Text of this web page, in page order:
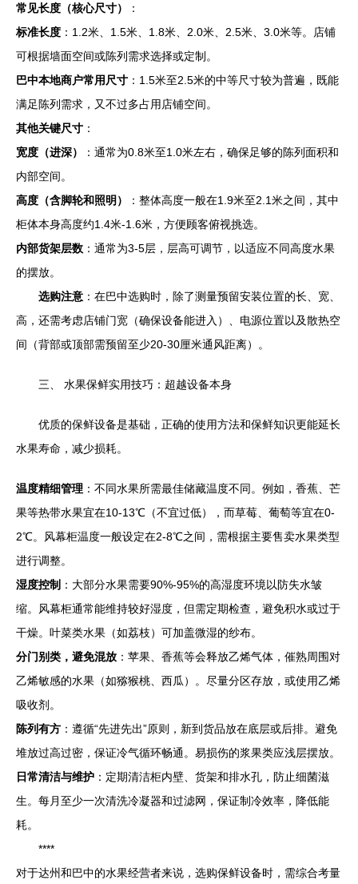
常见长度（核心尺寸）
：
标准长度 ：1.2米、1.5米、1.8米、2.0米、2.5米、3.0米等。店铺
可根据墙面空间或陈列需求选择或定制。
巴中本地商户常用尺寸 ：1.5米至2.5米的中等尺寸较为普遍，既能
满足陈列需求，又不过多占用店铺空间。
其他关键尺寸 ：
宽度（进深）
：通常为0.8米至1.0米左右，确保足够的陈列面积和
内部空间。
高度（含脚轮和照明）
：整体高度一般在1.9米至2.1米之间，其中
柜体本身高度约1.4米-1.6米，方便顾客俯视挑选。
内部货架层数 ：通常为3-5层，层高可调节，以适应不同高度水果
的摆放。
选购注意 ：在巴中选购时，除了测量预留安装位置的长、宽、
高，还需考虑店铺门宽（确保设备能进入）、电源位置以及散热空
间（背部或顶部需预留至少20-30厘米通风距离）。
三、 水果保鲜实用技巧：超越设备本身
优质的保鲜设备是基础，正确的使用方法和保鲜知识更能延长
水果寿命，减少损耗。
温度精细管理 ：不同水果所需最佳储藏温度不同。例如，香蕉、芒
果等热带水果宜在10-13℃（不宜过低），而草莓、葡萄等宜在0-
2℃。风幕柜温度一般设定在2-8℃之间，需根据主要售卖水果类型
进行调整。
湿度控制 ：大部分水果需要90%-95%的高湿度环境以防失水皱
缩。风幕柜通常能维持较好湿度，但需定期检查，避免积水或过于
干燥。叶菜类水果（如荔枝）可加盖微湿的纱布。
分门别类，避免混放 ：苹果、香蕉等会释放乙烯气体，催熟周围对
乙烯敏感的水果（如猕猴桃、西瓜）。尽量分区存放，或使用乙烯
吸收剂。
陈列有方 ：遵循“先进先出”原则，新到货品放在底层或后排。避免
堆放过高过密，保证冷气循环畅通。易损伤的浆果类应浅层摆放。
日常清洁与维护 ：定期清洁柜内壁、货架和排水孔，防止细菌滋
生。每月至少一次清洗冷凝器和过滤网，保证制冷效率，降低能
耗。
****
对于达州和巴中的水果经营者来说，选购保鲜设备时，需综合考量